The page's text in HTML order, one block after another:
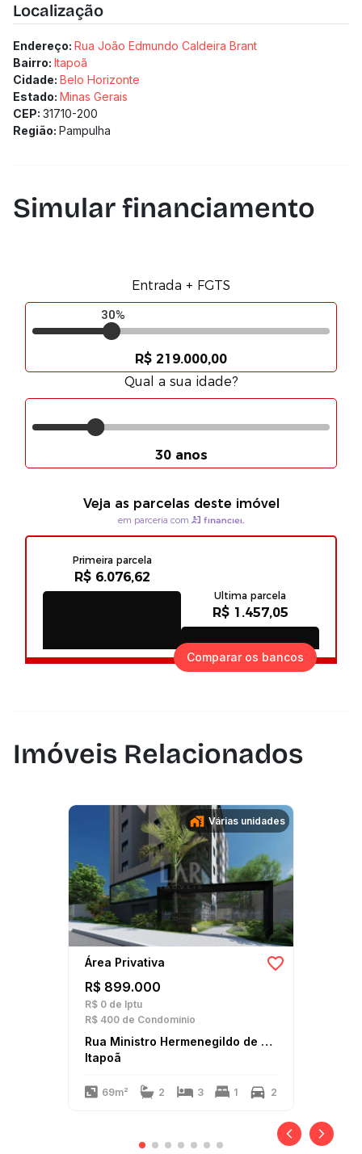
Localização
Endereço: Rua João Edmundo Caldeira Brant
Bairro: Itapoã
Cidade: Belo Horizonte
Estado: Minas Gerais
CEP: 31710-200
Região: Pampulha
Simular financiamento
Comparar os bancos
Imóveis Relacionados
Várias unidades
Área Privativa
R$ 899.000
R$ 0 de Iptu
R$ 400 de Condomínio
Rua Ministro Hermenegildo de Barros
Itapoã
69m² 2 3 1 2